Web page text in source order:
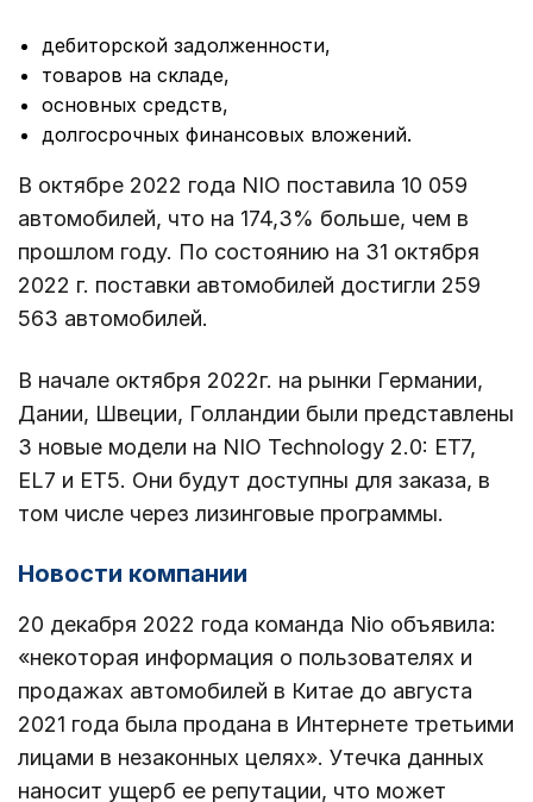
дебиторской задолженности,
товаров на складе,
основных средств,
долгосрочных финансовых вложений.
В октябре 2022 года NIO поставила 10 059
автомобилей, что на 174,3% больше, чем в
прошлом году. По состоянию на 31 октября
2022 г. поставки автомобилей достигли 259
563 автомобилей.
В начале октября 2022г. на рынки Германии,
Дании, Швеции, Голландии были представлены
3 новые модели на NIO Technology 2.0: ET7,
EL7 и ET5. Они будут доступны для заказа, в
том числе через лизинговые программы.
Новости компании
20 декабря 2022 года команда Nio объявила:
«некоторая информация о пользователях и
продажах автомобилей в Китае до августа
2021 года была продана в Интернете третьими
лицами в незаконных целях». Утечка данных
наносит ущерб ее репутации, что может